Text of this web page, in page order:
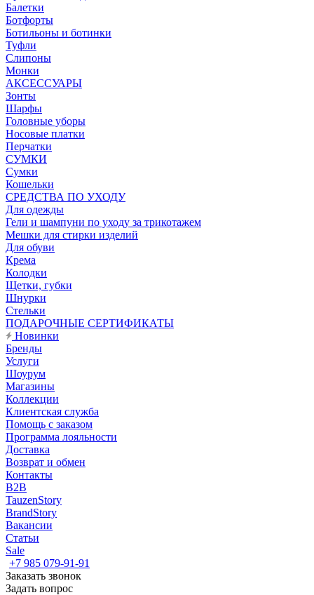
Балетки
Ботфорты
Ботильоны и ботинки
Туфли
Слипоны
Монки
АКСЕССУАРЫ
Зонты
Шарфы
Головные уборы
Носовые платки
Перчатки
СУМКИ
Сумки
Кошельки
CРЕДСТВА ПО УХОДУ
Для одежды
Гели и шампуни по уходу за трикотажем
Мешки для стирки изделий
Для обуви
Крема
Колодки
Щетки, губки
Шнурки
Стельки
ПОДАРОЧНЫЕ СЕРТИФИКАТЫ
Новинки
Бренды
Услуги
Шоурум
Магазины
Коллекции
Клиентская служба
Помощь с заказом
Программа лояльности
Доставка
Возврат и обмен
Контакты
B2B
TauzenStory
BrandStory
Вакансии
Статьи
Sale
+7 985 079-91-91
Заказать звонок
Задать вопрос